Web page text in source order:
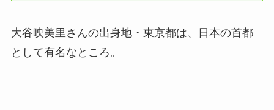
大谷映美里さんの出身地・東京都は、日本の首都
として有名なところ。